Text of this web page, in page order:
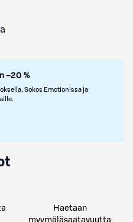
–20 %
Sokos Emotionissa ja
Haetaan
myymäläsaatavuutta